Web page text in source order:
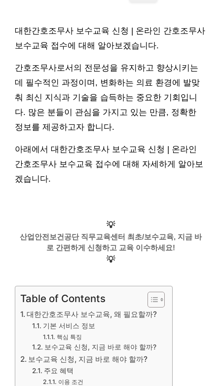
대한간호조무사 보수교육 신청 | 온라인 간호조무사
보수교육 접수에 대해 알아보겠습니다.
간호조무사로서의 전문성을 유지하고 향상시키는
데 필수적인 과정이며, 변화하는 의료 환경에 발맞
춰 최신 지식과 기술을 습득하는 중요한 기회입니
다. 많은 분들이 관심을 가지고 있는 만큼, 정확한
정보를 제공하고자 합니다.
아래에서 대한간호조무사 보수교육 신청 | 온라인
간호조무사 보수교육 접수에 대해 자세하게 알아보
겠습니다.
💡
산업안전보건공단 직무교육센터 최초/보수교육, 지금 바
로 간편하게 신청하고 교육 이수하세요!
💡
Table of Contents
대한간호조무사 보수교육, 왜 필요할까?
기본 서비스 정보
핵심 특징
보수교육 신청, 지금 바로 해야 할까?
보수교육 신청, 지금 바로 해야 할까?
주요 혜택
이용 조건